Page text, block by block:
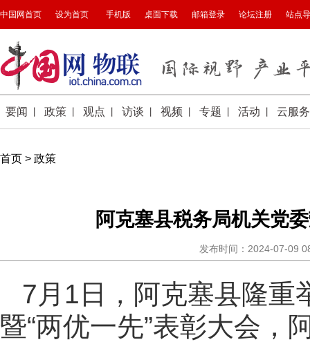
首页 > 政策
阿克塞县税务局机关党
发布时间：2024-07-09
7月1日，阿克塞县隆重
暨“两优一先”表彰大会，